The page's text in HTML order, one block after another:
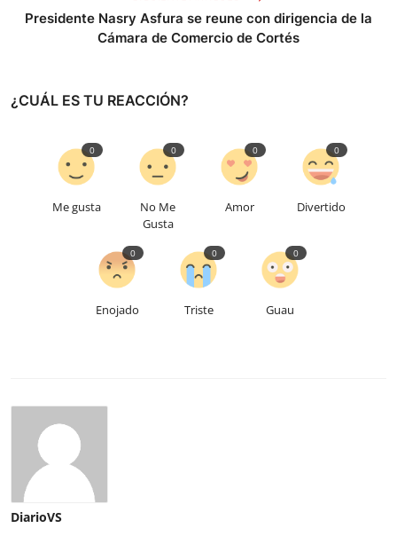
Presidente Nasry Asfura se reune con dirigencia de la
Cámara de Comercio de Cortés
¿CUÁL ES TU REACCIÓN?
Me gusta
0
No Me
Gusta
0
Amor
0
Divertido
0
Enojado
0
Triste
0
Guau
0
DiarioVS